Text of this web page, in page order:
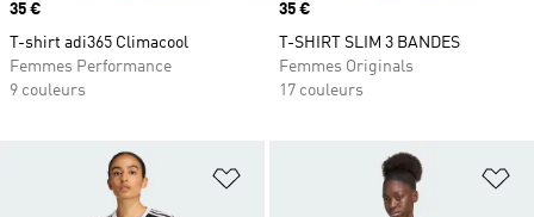
Prix
35 €
T-shirt adi365 Climacool
Femmes Performance
9 couleurs
Prix
35 €
T-SHIRT SLIM 3 BANDES
Femmes Originals
17 couleurs
Ajouter à la Liste de produits